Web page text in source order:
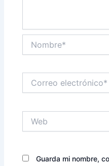
electrónico*
Guarda mi nombre,